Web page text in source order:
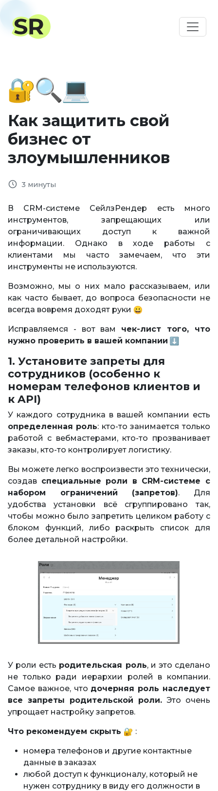
Как защитить свой
бизнес от
злоумышленников
3 минуты
В CRM-системе СейлзРендер есть много
инструментов, запрещающих или
ограничивающих доступ к важной
информации. Однако в ходе работы с
клиентами мы часто замечаем, что эти
инструменты не используются.
Возможно, мы о них мало рассказываем, или
как часто бывает, до вопроса безопасности не
всегда вовремя доходят руки
Исправляемся - вот вам чек-лист того, что
нужно проверить в вашей компании
1. Установите запреты для
сотрудников (особенно к
номерам телефонов клиентов и
к API)
У каждого сотрудника в вашей компании есть
определенная роль: кто-то занимается только
работой с вебмастерами, кто-то прозванивает
заказы, кто-то контролирует логистику.
Вы можете легко воспроизвести это технически,
создав специальные роли в CRM-системе с
набором ограничений (запретов). Для
удобства установки всё сгруппировано так,
чтобы можно было запретить целиком работу с
блоком функций, либо раскрыть список для
более детальной настройки.
У роли есть родительская роль, и это сделано
не только ради иерархии ролей в компании.
Самое важное, что дочерняя роль наследует
все запреты родительской роли.Это очень
упрощает настройку запретов.
Что рекомендуем скрыть :
номера телефонов и другие контактные
данные в заказах
любой доступ к функционалу, который не
нужен сотруднику в виду его должности в